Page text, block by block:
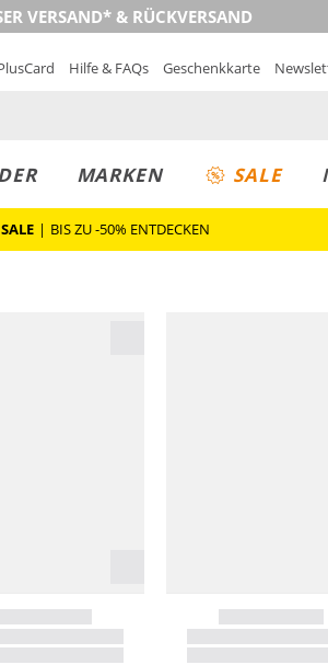
VERSAND* & RÜCKVERSAND
Hilfe & FAQs Geschenkkarte
MARKEN SALE
| BIS ZU -50% ENTDECKEN